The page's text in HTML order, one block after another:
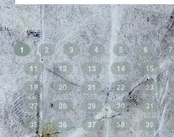
1 2 3 4 5 6 7
11
12 13 14 15
19
20 21 22 23
27
28 29 30 31
35
36 37 38 39